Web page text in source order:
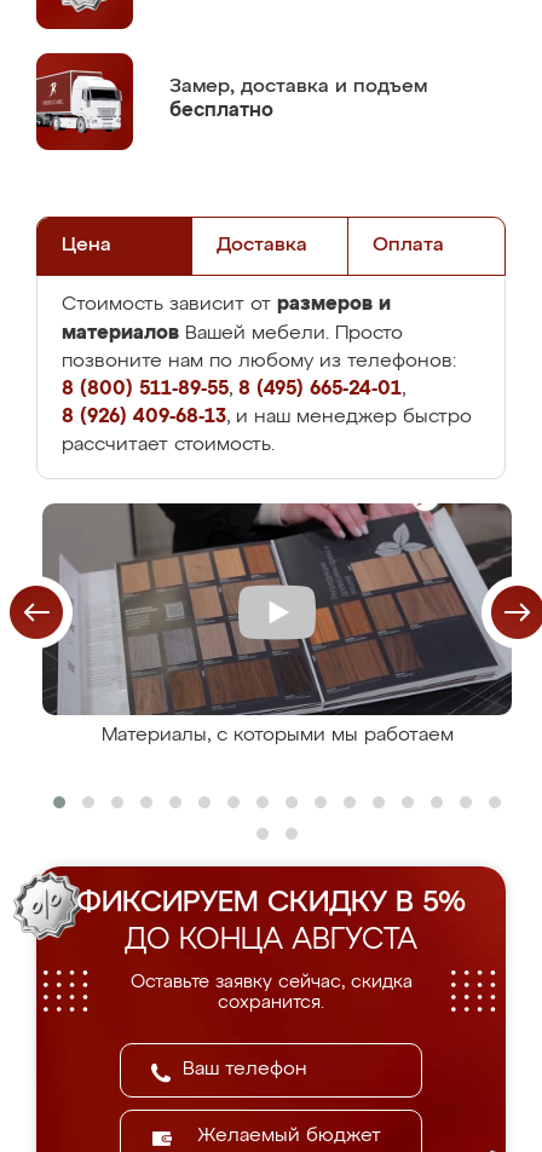
Замер, доставка и подъем
бесплатно
Цена Доставка Оплата
Стоимость зависит от размеров и
материалов Вашей мебели. Просто
позвоните нам по любому из телефонов:
8 (800) 511-89-55, 8 (495) 665-24-01,
8 (926) 409-68-13, и наш менеджер быстро
рассчитает стоимость.
Материалы, с которыми мы работаем
ФИКСИРУЕМ СКИДКУ В 5%
ДО КОНЦА АВГУСТА
Оставьте заявку сейчас, скидка
сохранится.
Желаемый бюджет